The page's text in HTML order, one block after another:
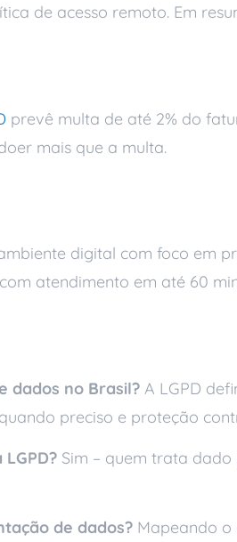
de acesso remoto. Em
prevê multa de até 2% do
mais que a multa.
digital com foco em
atendimento em até 60
dados no Brasil? A LGPD
preciso e proteção
Sim – quem trata
de dados? Mapeando o